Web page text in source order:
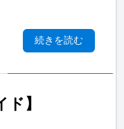
続きを読む
】